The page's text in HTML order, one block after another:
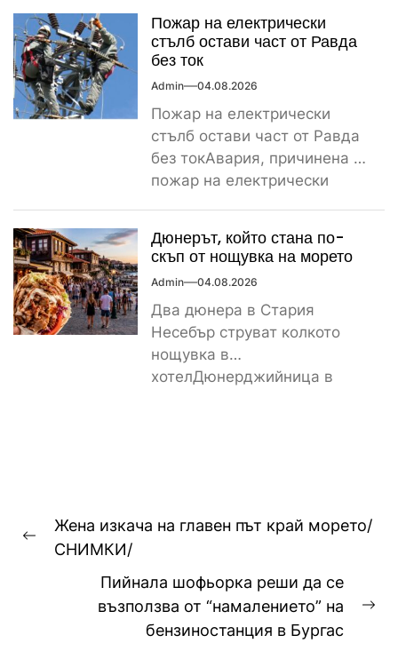
Пожар на електрически
стълб остави част от Равда
без ток
Admin 04.08.2026
Пожар на електрически
стълб остави част от Равда
без токАвария, причинена от
пожар на електрически
Дюнерът, който стана по-
скъп от нощувка на морето
Admin 04.08.2026
Два дюнера в Стария
Несебър струват колкото
нощувка в
хотелДюнерджийница в
Навигация
Previous
Жена изкача на главен път край морето/
СНИМКИ/
Пийнала шофьорка реши да се
възползва от “намалението” на
бензиностанция в Бургас